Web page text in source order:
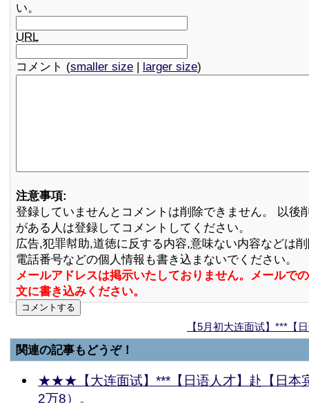
い。
URL
コメント (smaller size | larger size)
注意事項:
登録していませんとコメントは削除できません。 以後
がある人は登録してコメントしてください。
広告,犯罪幇助,道徳に反する内容,意味ない内容などは
電話番号などの個人情報も書き込まないでください。
メールアドレスは掲示いたしておりません。メールで
文に書き込みください。
【5月初大连面试】***【
関連の記事もどうぞ！
★★★【大连面试】***【日语人才】赴【日本
2万8）。